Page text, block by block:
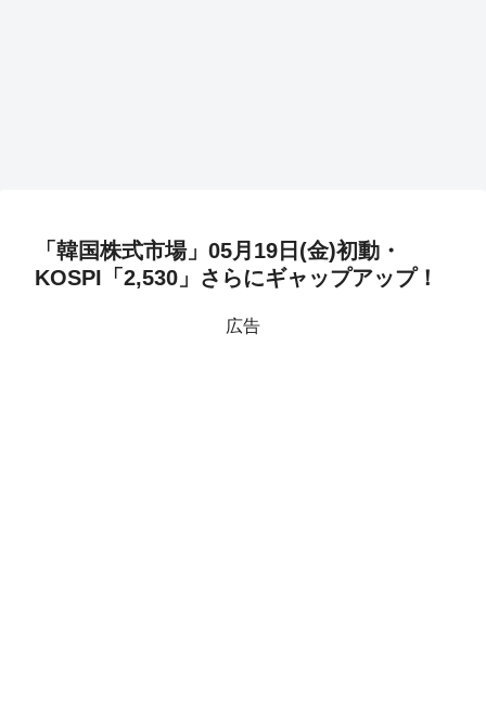
「韓国株式市場」05月19日(金)初動・
KOSPI「2,530」さらにギャップアップ！
広告